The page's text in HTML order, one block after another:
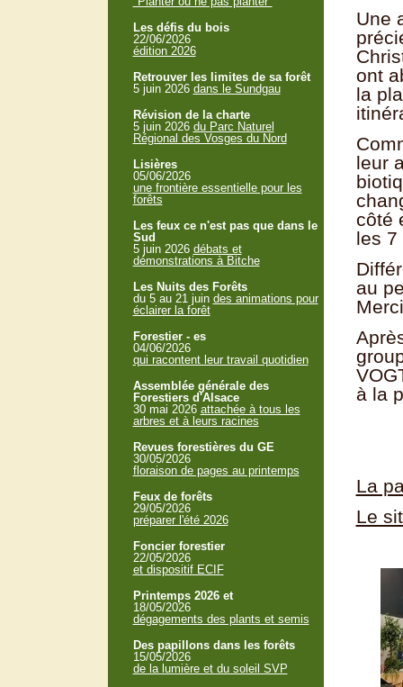
Une
ont
la
leur
côté
les 7
au
à la
La
Le
Les défis du bois
22/06/2026
édition 2026
Retrouver les limites de sa forêt
5 juin 2026 dans le Sundgau
Révision de la charte
5 juin 2026 du Parc Naturel
Régional des Vosges du Nord
Lisières
05/06/2026
une frontière essentielle pour les
forêts
Les feux ce n'est pas que dans le
Sud
5 juin 2026 débats et
démonstrations à Bitche
Les Nuits des Forêts
du 5 au 21 juin des animations pour
éclairer la forêt
Forestier - es
04/06/2026
qui racontent leur travail quotidien
Assemblée générale des
Forestiers d'Alsace
30 mai 2026 attachée à tous les
arbres et à leurs racines
Revues forestières du GE
30/05/2026
floraison de pages au printemps
Feux de forêts
29/05/2026
préparer l'été 2026
Foncier forestier
22/05/2026
et dispositif ECIF
Printemps 2026 et
18/05/2026
dégagements des plants et semis
Des papillons dans les forêts
15/05/2026
de la lumière et du soleil SVP